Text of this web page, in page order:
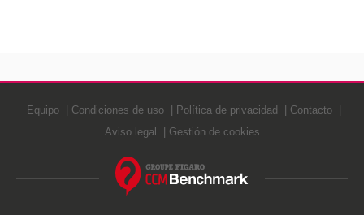
Equipo Condiciones de uso Política de privacidad
Contacto
Aviso legal
Gestión de cookies